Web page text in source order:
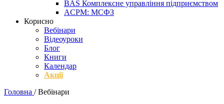
BAS Комплексне управління підприємством
ACPM: МСФЗ
Корисно
Вебінари
Відеоуроки
Блог
Книги
Календар
Акції
Головна / Вебінари